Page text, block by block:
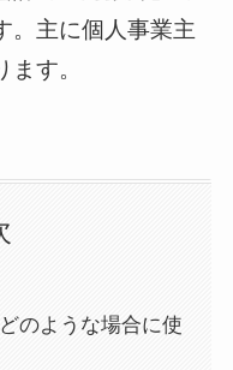
。主に個人事業主
す。
のような場合に使